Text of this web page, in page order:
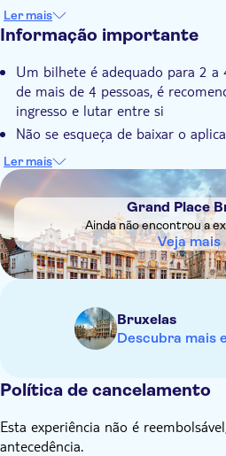
Procure por pistas, resolva
tarefas
Ler mais
Informação importante
Um bilhete é adequado para 2 a
de mais de 4 pessoas, é
ingresso e lutar entre si
Não se esqueça de baixar o
passeio. Digitalize o código QR
para receber uma explicação do
de login
No check-out, você pode
inglês ou holandês do tour de
Ler mais
DSA1Grand Place Brussels
Grand Place
Ainda não encontrou a
Veja mais
Bruxelas
Descubra mais
Política de cancelamento
Esta experiência não é
antecedência.